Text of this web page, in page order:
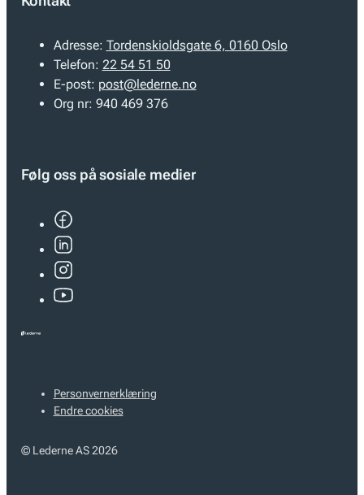
Adresse: Tordenskioldsgate 6, 0160 Oslo
Telefon: 22 54 51 50
E-post: post@lederne.no
Org nr: 940 469 376
Følg oss på sosiale medier
Personvernerklæring
Endre cookies
© Lederne AS 2026